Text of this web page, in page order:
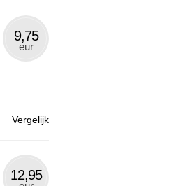
9,75
eur
Vergelijk
12,95